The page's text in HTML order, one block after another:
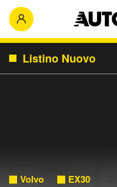
Listino Nuovo
Volvo EX30